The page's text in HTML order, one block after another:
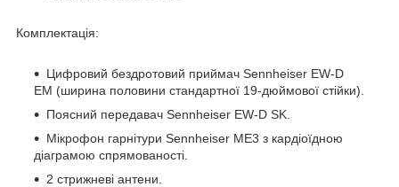
Комплектація:
Цифровий бездротовий приймач Sennheiser EW-D
EM (ширина половини стандартної 19-дюймової стійки).
Поясний передавач Sennheiser EW-D SK.
Мікрофон гарнітури Sennheiser ME3 з кардіоїдною
діаграмою спрямованості.
2 стрижневі антени.